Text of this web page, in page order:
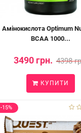
Амінокислота Optimum
BCAA 1000...
3490 грн. 4398
КУПИТИ
-15%